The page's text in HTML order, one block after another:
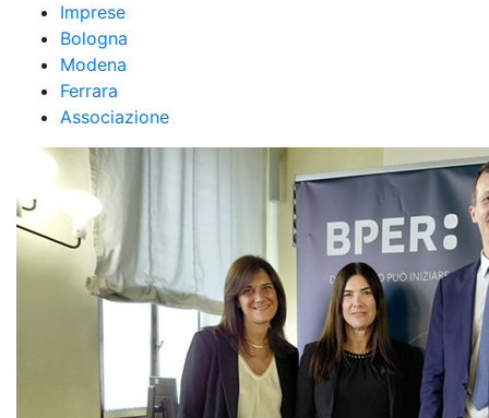
Imprese
Bologna
Modena
Ferrara
Associazione